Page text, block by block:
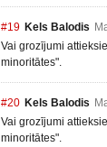
#19 Kels Balodis
Vai grozījumi
minoritātes".
#20 Kels Balodis
Vai grozījumi
minoritātes".